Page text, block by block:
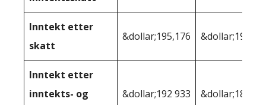
Inntekt etter
skatt
&dollar;195,176 &dollar;191
Inntekt etter
inntekts- og
&dollar;192 933 &dollar;186